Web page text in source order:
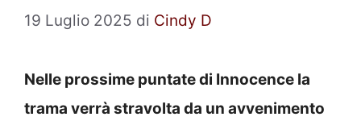
19 Luglio 2025 di Cindy D
Nelle prossime puntate di Innocence la
trama verrà stravolta da un avvenimento